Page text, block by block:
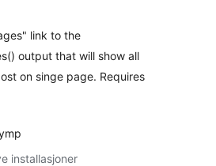
link to the
output that will show all
on singe page. Requires
installasjoner